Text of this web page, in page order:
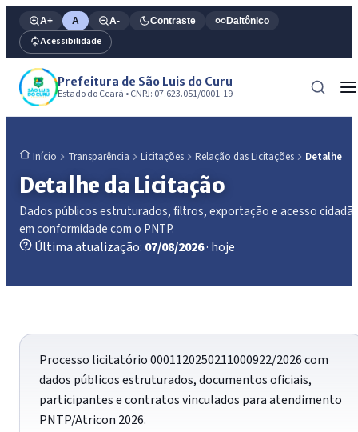
A+ A A- Contraste Daltônico
Acessibilidade
Prefeitura de São Luis do Curu
Estado do Ceará • CNPJ: 07.623.051/0001-19
Início Transparência Licitações Relação das Licitações Detalhe
Detalhe da Licitação
Dados públicos estruturados, filtros, exportação e acesso
em conformidade com o PNTP.
Última atualização: 07/08/2026· hoje
Processo licitatório 0001120250211000922/2026 com
dados públicos estruturados, documentos oficiais,
participantes e contratos vinculados para atendimento
PNTP/Atricon 2026.